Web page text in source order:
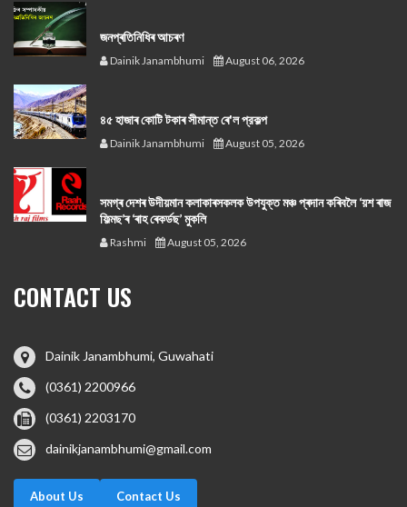
জনপ্ৰতিনিধিৰ আচৰণ
Dainik Janambhumi August 06, 2026
৪৫ হাজাৰ কোটি টকাৰ সীমান্ত ৰে'ল প্রকল্প
Dainik Janambhumi August 05, 2026
সমগ্ৰ দেশৰ উদীয়মান কলাকাৰসকলক উপযুক্ত মঞ্চ প্ৰদান কৰিবলৈ ‘য়শ ৰাজ
ফিল্মছ’ৰ ‘ৰাহ ৰেকৰ্ডছ’ মুকলি
Rashmi August 05, 2026
CONTACT US
Dainik Janambhumi, Guwahati
(0361) 2200966
(0361) 2203170
dainikjanambhumi@gmail.com
About Us Contact Us